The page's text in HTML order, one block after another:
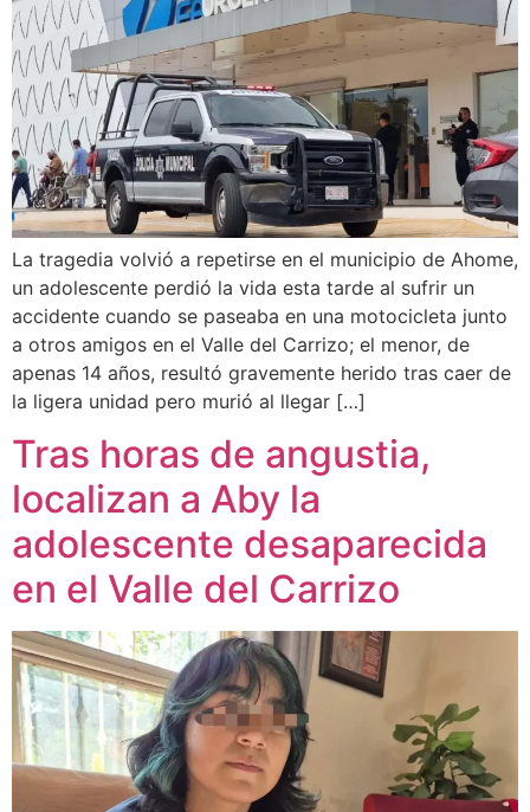
La tragedia volvió a repetirse en el municipio de Ahome,
un adolescente perdió la vida esta tarde al sufrir un
accidente cuando se paseaba en una motocicleta junto
a otros amigos en el Valle del Carrizo; el menor, de
apenas 14 años, resultó gravemente herido tras caer de
la ligera unidad pero murió al llegar […]
Tras horas de angustia,
localizan a Aby la
adolescente desaparecida
en el Valle del Carrizo